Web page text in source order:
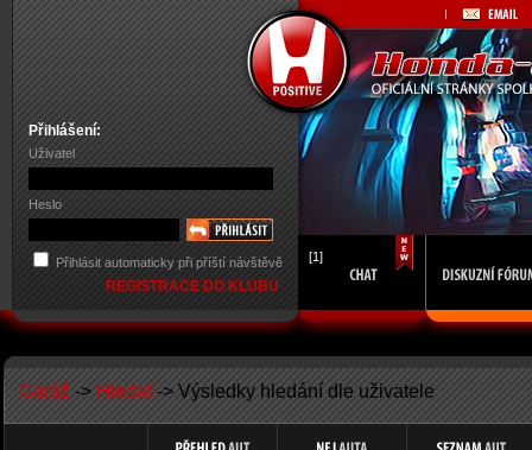
Přihlášení:
Uživatel
Heslo
Přihlásit automaticky při příští návštěvě
REGISTRACE DO KLUBU
[1]
Garáž -> Hledat-> Výsledky hledání dle uživatele